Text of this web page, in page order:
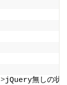
>jQuery無しの状